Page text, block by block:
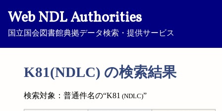
Web NDL Authorities
国立国会図書館典拠データ検索・提供サービス
K81(NDLC) の検索結果
検索対象：普通件名の“K81 (NDLC)”